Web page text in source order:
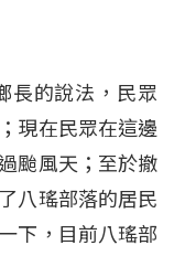
長的說法，民眾
現在民眾在這邊
颱風天；至於撤
八瑤部落的居民
下，目前八瑤部